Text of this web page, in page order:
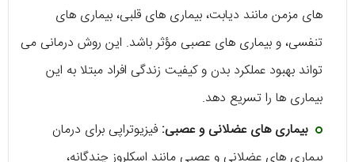
های مزمن مانند دیابت، بیماری‌ ‌های قلبی، بیماری‌ ‌های
تنفسی، و بیماری ‌های عصبی مؤثر باشد. این روش درمانی می
‌تواند بهبود عملکرد بدن و کیفیت زندگی افراد مبتلا به این
بیماری ‌ها را تسریع دهد.
بیماری‌ های عضلانی و عصبی: فیزیوتراپی برای درمان